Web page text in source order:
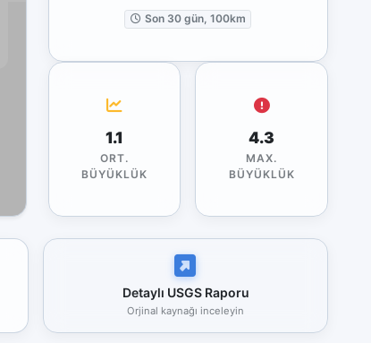
Son 30 gün, 100km
1.1
ORT.
BÜYÜKLÜK
4.3
MAX.
BÜYÜKLÜK
Detaylı USGS Raporu
Orjinal kaynağı inceleyin